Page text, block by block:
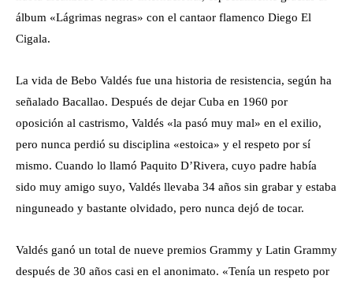
álbum «Lágrimas negras» con el cantaor flamenco Diego El
Cigala.
La vida de Bebo Valdés fue una historia de resistencia, según ha
señalado Bacallao. Después de dejar Cuba en 1960 por
oposición al castrismo, Valdés «la pasó muy mal» en el exilio,
pero nunca perdió su disciplina «estoica» y el respeto por sí
mismo. Cuando lo llamó Paquito D’Rivera, cuyo padre había
sido muy amigo suyo, Valdés llevaba 34 años sin grabar y estaba
ninguneado y bastante olvidado, pero nunca dejó de tocar.
Valdés ganó un total de nueve premios Grammy y Latin Grammy
después de 30 años casi en el anonimato. «Tenía un respeto por